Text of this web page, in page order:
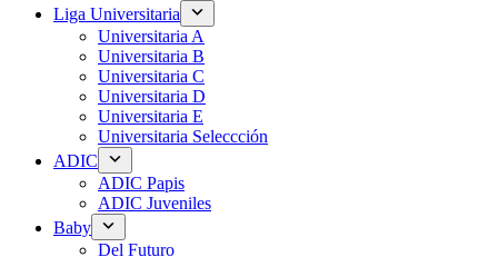
Liga Universitaria
Universitaria A
Universitaria B
Universitaria C
Universitaria D
Universitaria E
Universitaria Seleccción
ADIC
ADIC Papis
ADIC Juveniles
Baby
Del Futuro